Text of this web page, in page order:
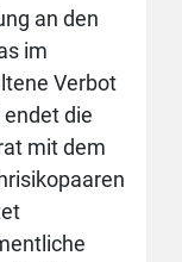
an den
im
Verbot
die
mit dem